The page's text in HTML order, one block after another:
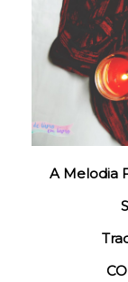
A Melodia